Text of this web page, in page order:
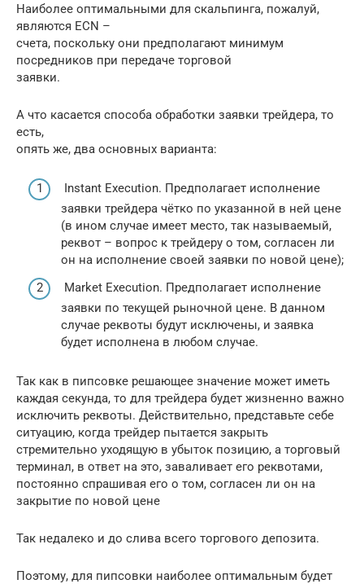
Наиболее оптимальными для скальпинга, пожалуй,
являются ECN –
счета, поскольку они предполагают минимум
посредников при передаче торговой
заявки.
А что касается способа обработки заявки трейдера, то
есть,
опять же, два основных варианта:
Instant Execution. Предполагает исполнение
заявки трейдера чётко по указанной в ней цене
(в ином случае имеет место, так называемый,
реквот – вопрос к трейдеру о том, согласен ли
он на исполнение своей заявки по новой цене);
Market Execution. Предполагает исполнение
заявки по текущей рыночной цене. В данном
случае реквоты будут исключены, и заявка
будет исполнена в любом случае.
Так как в пипсовке решающее значение может иметь
каждая секунда, то для трейдера будет жизненно важно
исключить реквоты. Действительно, представьте себе
ситуацию, когда трейдер пытается закрыть
стремительно уходящую в убыток позицию, а торговый
терминал, в ответ на это, заваливает его реквотами,
постоянно спрашивая его о том, согласен ли он на
закрытие по новой цене
Так недалеко и до слива всего торгового депозита.
Поэтому, для пипсовки наиболее оптимальным будет